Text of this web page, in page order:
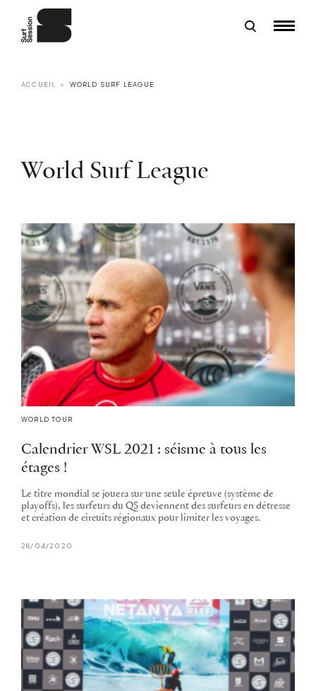
ACCUEIL WORLD SURF LEAGUE
World Surf League
WORLD TOUR
Calendrier WSL 2021 : séisme à tous les
étages !
Le titre mondial se jouera sur une seule épreuve (système de
playoffs), les surfeurs du QS deviennent des surfeurs en détresse
et création de circuits régionaux pour limiter les voyages.
28/04/2020